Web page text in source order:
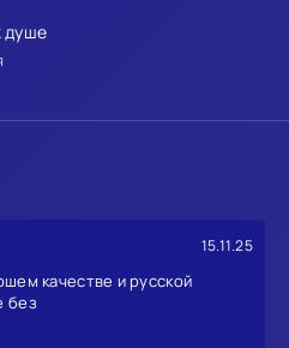
душе
15.11.25
качестве и русской
без